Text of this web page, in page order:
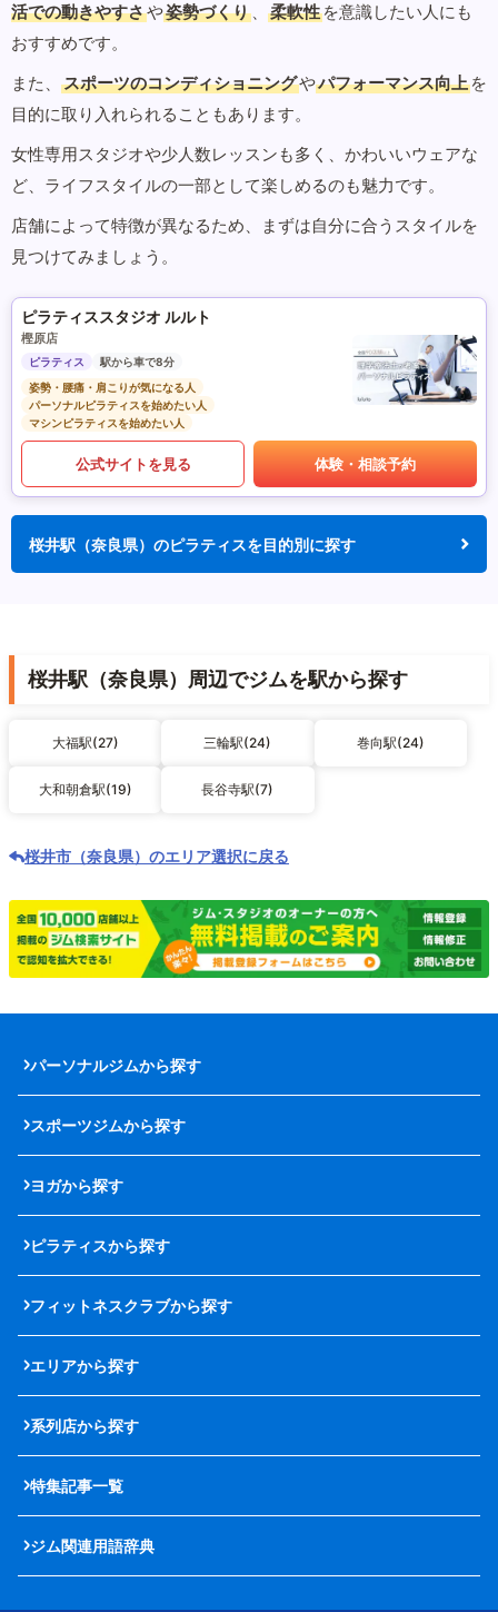
活での動きやすさや姿勢づくり 、 柔軟性 を意識したい人にも
おすすめです。
また、
スポーツのコンディショニングやパフォーマンス向上 を
目的に取り入れられることもあります。
女性専用スタジオや少人数レッスンも多く、かわいいウェアな
ど、ライフスタイルの一部として楽しめるのも魅力です。
店舗によって特徴が異なるため、まずは自分に合うスタイルを
見つけてみましょう。
ピラティススタジオ ルルト
樫原店
ピラティス
駅から車で8分
姿勢・腰痛・肩こりが気になる人
パーソナルピラティスを始めたい人
マシンピラティスを始めたい人
公式サイトを見る 体験・相談予約
桜井駅（奈良県）のピラティスを目的別に探す
桜井駅（奈良県）周辺でジムを駅から探す
大福駅(27) 三輪駅(24) 巻向駅(24)
大和朝倉駅(19) 長谷寺駅(7)
桜井市（奈良県）のエリア選択に戻る
パーソナルジムから探す
スポーツジムから探す
ヨガから探す
ピラティスから探す
フィットネスクラブから探す
エリアから探す
系列店から探す
特集記事一覧
ジム関連用語辞典